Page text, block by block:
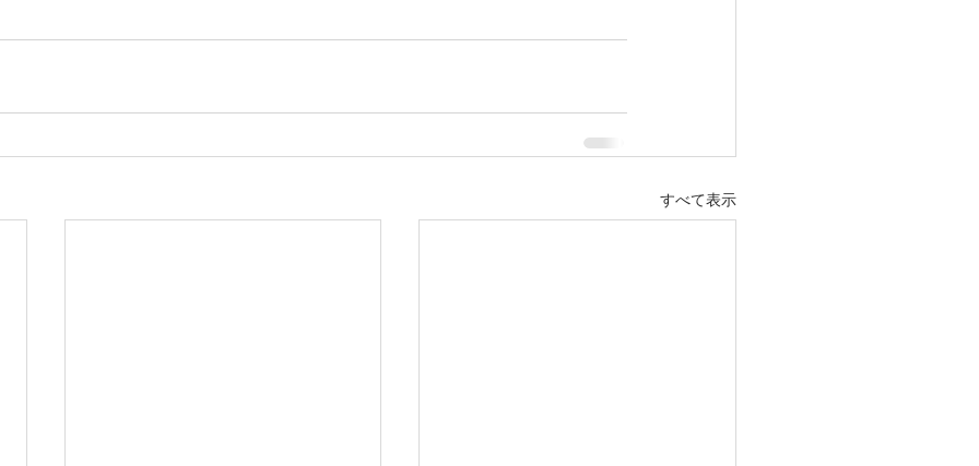
すべて表示